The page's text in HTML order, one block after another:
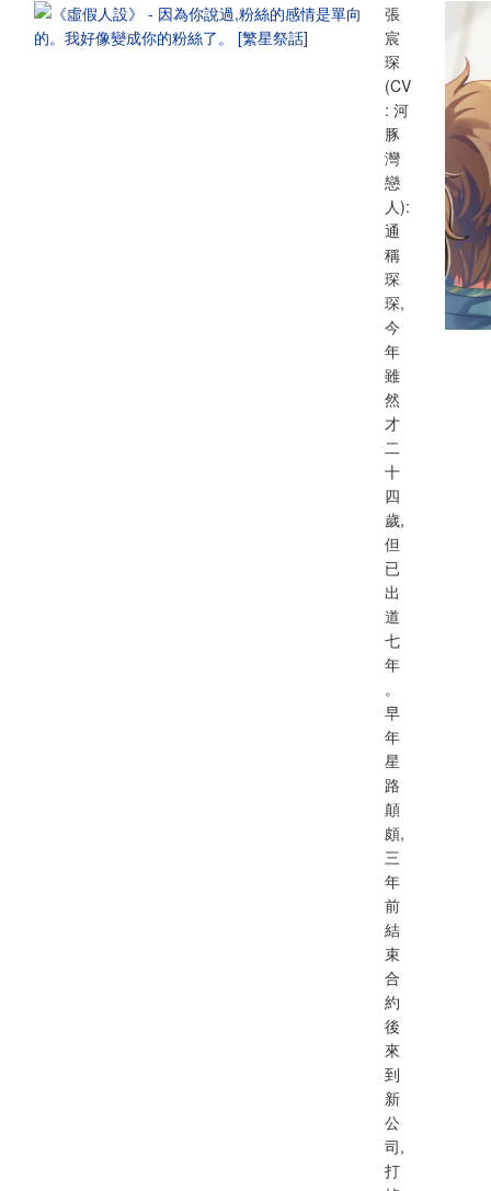
張
宸
琛
(CV
: 河
豚
灣
戀
人):
通
稱
琛
琛,
今
年
雖
然
才
二
十
四
歲,
但
已
出
道
七
年
。
早
年
星
路
顛
頗,
三
年
前
結
束
合
約
後
來
到
新
公
司,
打